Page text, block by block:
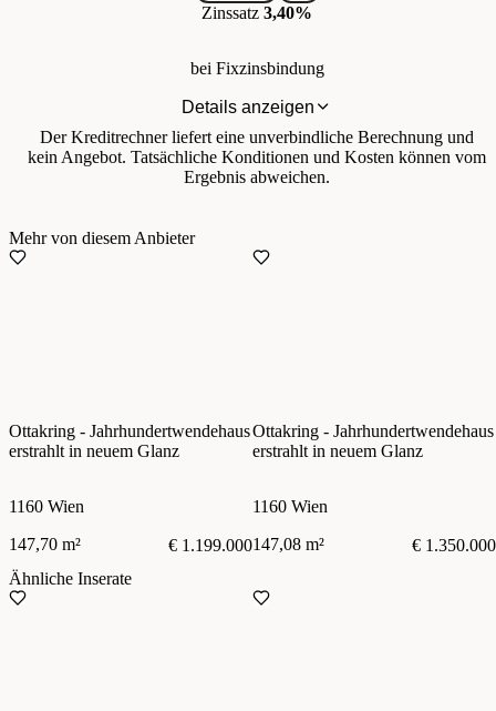
Zinssatz 3,40%
bei Fixzinsbindung
Details anzeigen
Der Kreditrechner liefert eine unverbindliche Berechnung und
kein Angebot. Tatsächliche Konditionen und Kosten können vom
Ergebnis abweichen.
Mehr von diesem Anbieter
Ottakring - Jahrhundertwendehaus
erstrahlt in neuem Glanz
1160 Wien
147,70 m²
€ 1.199.000
Ottakring - Jahrhundertwendehaus
erstrahlt in neuem Glanz
1160 Wien
147,08 m²
€ 1.350.000
Ähnliche Inserate